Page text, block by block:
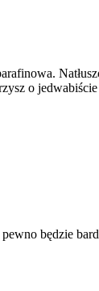
o jedwabiście
będzie